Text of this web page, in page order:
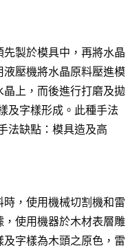
製於模具中，再將水晶
壓機將水晶原料壓進模
上，而後進行打磨及拋
及字樣形成。此種手法
法缺點：模具造及高
，使用機械切割機和雷
使用機器於木材表層雕
字樣為木頭之原色，雷